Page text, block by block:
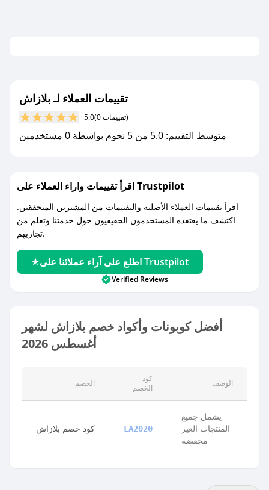
تقييمات العملاء لـ بلازاش
5.0 (0 تقييمات)
متوسط التقييم: 5.0 من 5 نجوم بواسطة 0 مستخدمين
اقرأ تقييمات واراء العملاء على Trustpilot
اقرأ تقييمات العملاء الأصلية والتقييمات من المشترين المتحققين.
اكتشف ما يعتقده المستخدمون الحقيقيون حول خدمتنا وتعلم من
تجاربهم.
اطلع على آراء عملائنا على Trustpilot
Verified Reviews
أفضل كوبونات وأكواد خصم بلازاش لشهر
أغسطس 2026
الخصم
كود
الخصم
الوصف
كود خصم بلازاش LA2020
يشمل جميع
المنتجات الغير
مخفضه